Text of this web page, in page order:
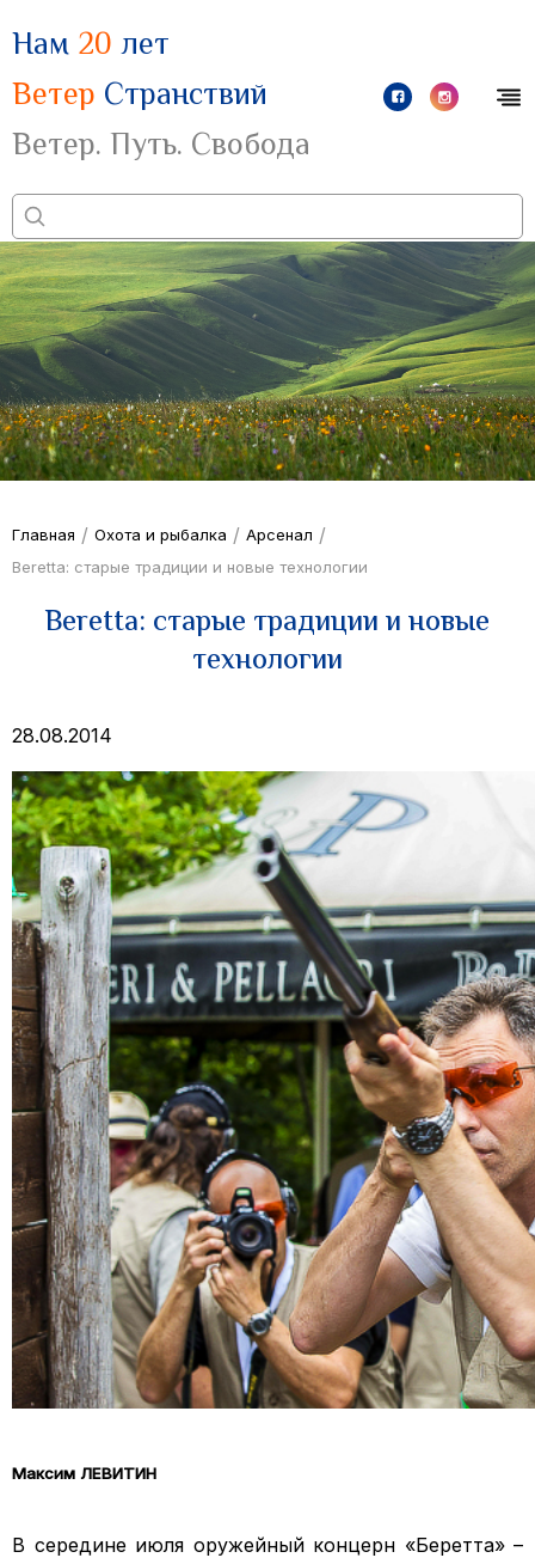
Нам 20 лет
Ветер Странствий
Ветер. Путь. Свобода
Главная / Охота и рыбалка / Арсенал /
Beretta: старые традиции и новые технологии
Beretta: старые традиции и новые
технологии
28.08.2014
Максим ЛЕВИТИН
В середине июля оружейный концерн «Беретта» –